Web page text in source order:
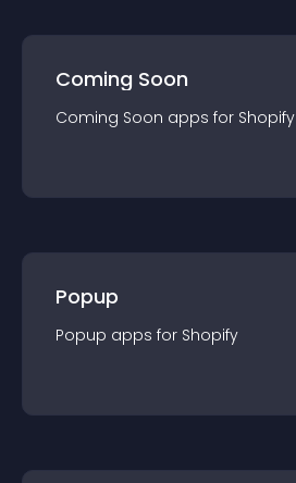
Coming Soon
Coming Soon apps for Shopify
Popup
Popup apps for Shopify